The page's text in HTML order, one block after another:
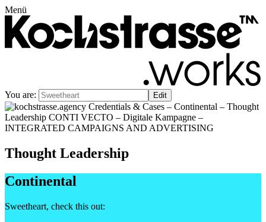
Menü
You are:
Thought Leadership
Continental
Sweetheart, check this out: